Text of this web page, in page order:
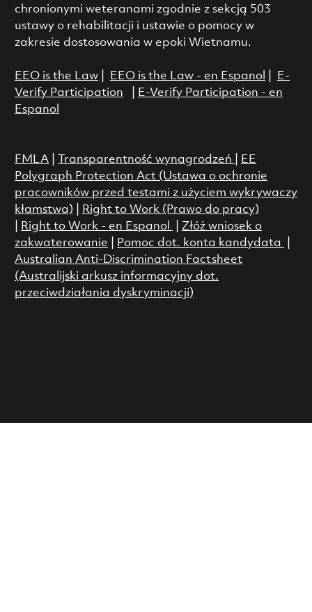
chronionymi weteranami zgodnie z sekcją 503
ustawy o rehabilitacji i ustawie o pomocy w
zakresie dostosowania w epoki Wietnamu.
EEO is the Law| EEO is the Law - en Espanol
E-
Verify Participation
E-Verify Participation - en
Espanol
FMLA| Transparentność wynagrodzeń
EE
Polygraph Protection Act (Ustawa o ochronie
pracowników przed testami z użyciem wykrywaczy
kłamstwa)
Right to Work (Prawo do pracy)
Right to Work - en Espanol
Złóż wniosek o
zakwaterowanie
Pomoc dot. konta kandydata
Australian Anti-Discrimination Factsheet
(Australijski arkusz informacyjny dot.
przeciwdziałania dyskryminacji)